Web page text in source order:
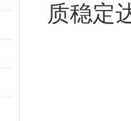
质稳定